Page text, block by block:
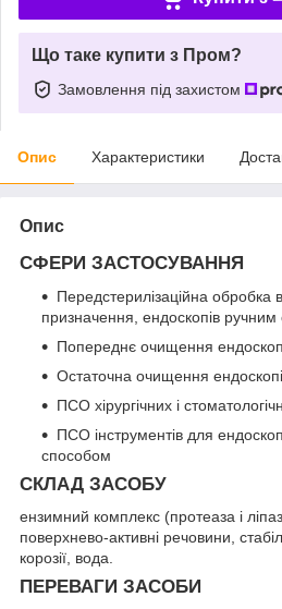
Що таке купити з Пром?
Замовлення під захистом
Опис Характеристики
Опис
СФЕРИ ЗАСТОСУВАННЯ
Передстерилізаційна обробка
призначення, ендоскопів
Попереднє очищення
Остаточна очищення
ПСО хірургічних і
ПСО інструментів для
способом
СКЛАД ЗАСОБУ
ензимний комплекс (протеаза і
поверхнево-активні речовини,
корозії, вода.
ПЕРЕВАГИ ЗАСОБИ